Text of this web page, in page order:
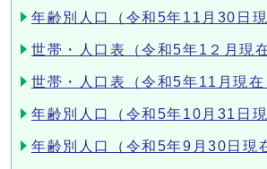
年齢別人口（令和5年11月30日現
世帯・人口表（令和5年1２月現在
世帯・人口表（令和5年11月現在
年齢別人口（令和5年10月31日現
年齢別人口（令和5年9月30日現